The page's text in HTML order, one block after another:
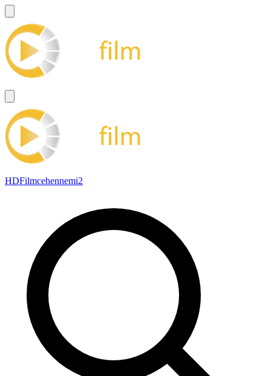
HDFilmcehennemi2